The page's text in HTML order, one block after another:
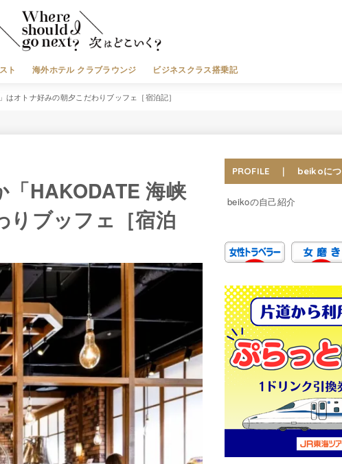
ト 海外ホテル クラブラウンジ ビジネスクラス搭乗記
オトナ好みの朝夕こだわりブッフェ［宿泊記］
HAKODATE 海峡
りブッフェ［宿泊
PROFILE ｜ beikoにつ
beikoの自己紹介